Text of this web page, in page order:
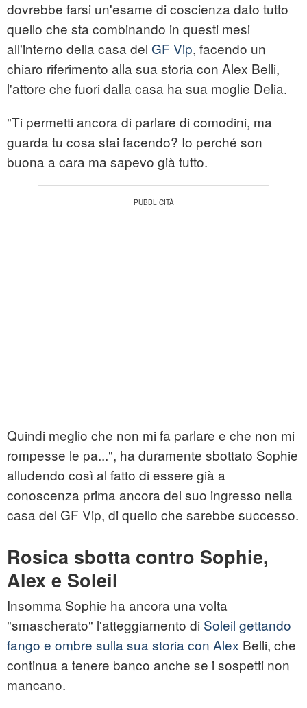
dovrebbe farsi un'esame di coscienza dato tutto
quello che sta combinando in questi mesi
all'interno della casa del GF Vip, facendo un
chiaro riferimento alla sua storia con Alex Belli,
l'attore che fuori dalla casa ha sua moglie Delia.
"Ti permetti ancora di parlare di comodini, ma
guarda tu cosa stai facendo? Io perché son
buona a cara ma sapevo già tutto.
Quindi meglio che non mi fa parlare e che non mi
rompesse le pa...", ha duramente sbottato Sophie
alludendo così al fatto di essere già a
conoscenza prima ancora del suo ingresso nella
casa del GF Vip, di quello che sarebbe successo.
Rosica sbotta contro Sophie,
Alex e Soleil
Insomma Sophie ha ancora una volta
"smascherato" l'atteggiamento di Soleil gettando
fango e ombre sulla sua storia con Alex Belli, che
continua a tenere banco anche se i sospetti non
mancano.